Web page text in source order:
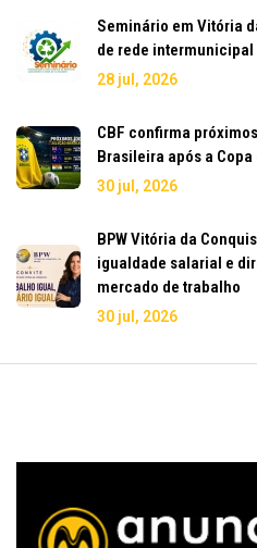
Seminário em Vitória
de rede
28 jul, 2026
CBF confirma
Brasileira após a Copa
30 jul, 2026
BPW Vitória da
igualdade salarial e
mercado de trabalho
30 jul, 2026